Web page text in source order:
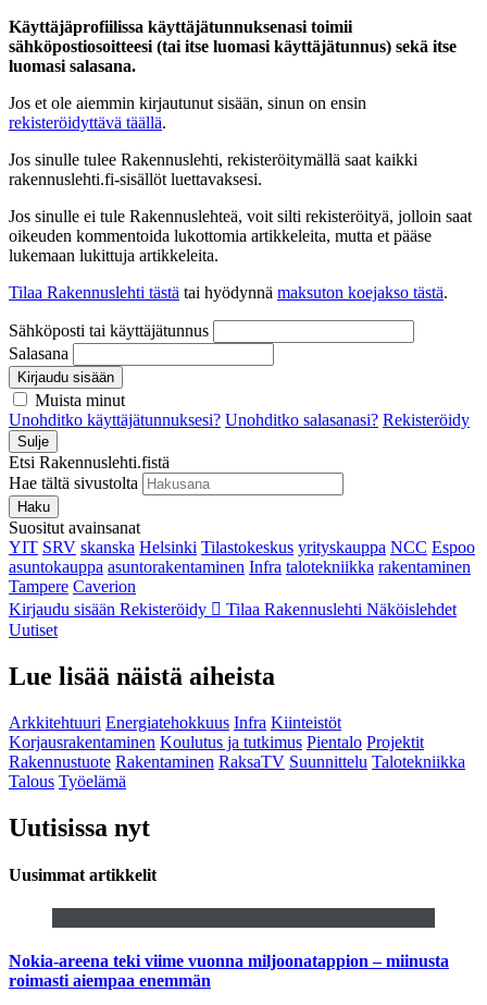
Käyttäjäprofiilissa käyttäjätunnuksenasi toimii
sähköpostiosoitteesi (tai itse luomasi käyttäjätunnus) sekä itse
luomasi salasana.
Jos et ole aiemmin kirjautunut sisään, sinun on ensin
rekisteröidyttävä täällä.
Jos sinulle tulee Rakennuslehti, rekisteröitymällä saat kaikki
rakennuslehti.fi-sisällöt luettavaksesi.
Jos sinulle ei tule Rakennuslehteä, voit silti rekisteröityä, jolloin saat
oikeuden kommentoida lukottomia artikkeleita, mutta et pääse
lukemaan lukittuja artikkeleita.
Tilaa Rakennuslehti tästä tai hyödynnä maksuton koejakso tästä.
Sähköposti tai käyttäjätunnus
Salasana
Kirjaudu sisään
Muista minut
Unohditko käyttäjätunnuksesi? Unohditko salasanasi? Rekisteröidy
Sulje
Etsi Rakennuslehti.fistä
Hae tältä sivustolta
Haku
Suositut avainsanat
YIT SRV skanska Helsinki Tilastokeskus yrityskauppa NCC Espoo
asuntokauppa asuntorakentaminen Infra talotekniikka rakentaminen
Tampere Caverion
Kirjaudu sisään Rekisteröidy Tilaa Rakennuslehti Näköislehdet
Uutiset
Lue lisää näistä aiheista
Arkkitehtuuri Energiatehokkuus Infra Kiinteistöt
Korjausrakentaminen Koulutus ja tutkimus Pientalo Projektit
Rakennustuote Rakentaminen RaksaTV Suunnittelu Talotekniikka
Talous Työelämä
Uutisissa nyt
Uusimmat artikkelit
Nokia-areena teki viime vuonna miljoonatappion – miinusta
roimasti aiempaa enemmän